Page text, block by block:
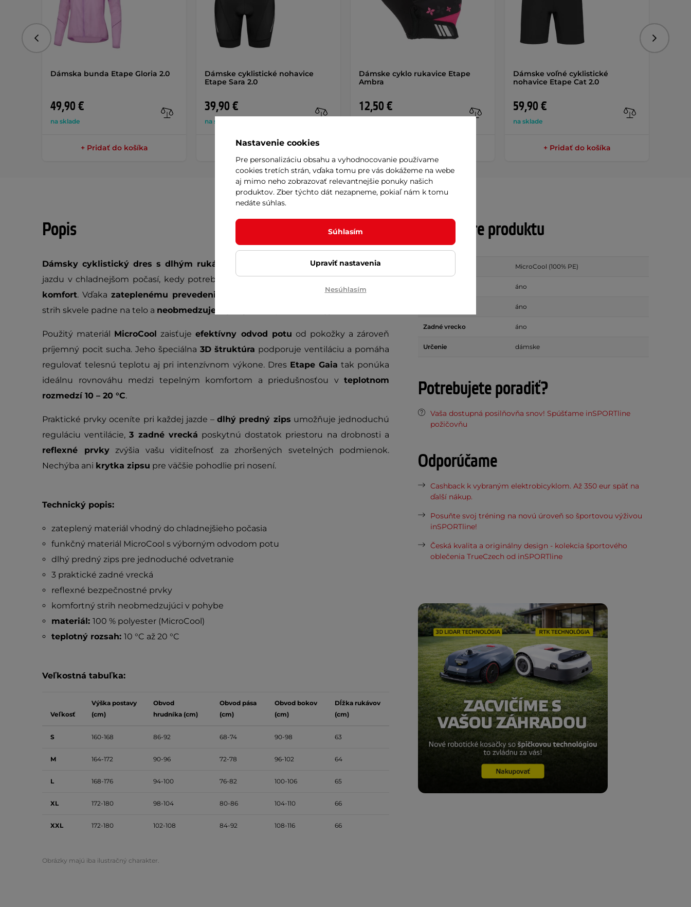
Dámska bunda Etape Gloria 2.0
49,90 €
na sklade
+ Pridať do košíka
Dámske cyklistické nohavice
Etape Sara 2.0
39,90 €
na sklade
+ Pridať do košíka
Dámske cyklo rukavice Etape
Ambra
12,50 €
Dámske voľné cyklistické
nohavice Etape Cat 2.0
59,90 €
na sklade
+ Pridať do košíka
Predchádzajúce
Popis
Dámsky cyklistický dres s dlhým rukávom Etape Gaia
je ideálnou voľbou pre
jazdu v chladnejšom počasí, kedy potrebujetespoľahlivú ochranu aj maximálny
komfort. Vďakazateplenému prevedeniu
vás udrží v teple, zatiaľ čo premyslený
strih skvele padne na telo a neobmedzuje v pohybe
Použitý materiál MicroCool zaisťujeefektívny odvod potu od pokožky a zároveň
príjemný pocit sucha. Jeho špeciálna 3D štruktúra podporuje ventiláciu a pomáha
regulovať telesnú teplotu aj pri intenzívnom výkone. Dres Etape Gaia tak ponúka
ideálnu rovnováhu medzi tepelným komfortom a priedušnosťou v teplotnom
rozmedzí 10 – 20 °C.
Praktické prvky oceníte pri každej jazde –dlhý predný zips umožňuje jednoduchú
reguláciu ventilácie,3 zadné vrecká poskytnú dostatok priestoru na drobnosti a
reflexné prvkyzvýšia vašu viditeľnosť za zhoršených svetelných podmienok.
Nechýba ani krytka zipsu pre väčšie pohodlie pri nosení.
Technický popis:
zateplený materiál vhodný do chladnejšieho počasia
funkčný materiál MicroCool s výborným odvodom potu
dlhý predný zips pre jednoduché odvetranie
3 praktické zadné vrecká
reflexné bezpečnostné prvky
komfortný strih neobmedzujúci v pohybe
materiál: 100 % polyester (MicroCool)
teplotný rozsah: 10 °C až 20 °C
Veľkostná tabuľka:
Veľkosť
Výška postavy
(cm)
Obvod
hrudníka (cm)
Obvod pása
(cm)
Obvod bokov
(cm)
Dĺžka rukávov
(cm)
S 160-168 86-92 68-74 90-98 63
M 164-172 90-96 72-78 96-102 64
L 168-176 94-100 76-82 100-106 65
XL 172-180 98-104 80-86 104-110 66
XXL 172-180 102-108 84-92 108-116 66
Obrázky majú iba ilustračný charakter.
Parametre produktu
MicroCool (100% PE)
áno
áno
Zadné vrecko áno
Určenie dámske
Potrebujete poradiť?
Vaša dostupná posilňovňa snov! Spúšťame inSPORTline
požičovňu
Odporúčame
Cashback k vybraným elektrobicyklom. Až 350 eur späť na
ďalší nákup.
Posuňte svoj tréning na novú úroveň so športovou výživou
inSPORTline!
Česká kvalita a originálny design - kolekcia športového
oblečenia TrueCzech od inSPORTline
Nastavenie cookies
Pre personalizáciu obsahu a vyhodnocovanie používame
cookies tretích strán, vďaka tomu pre vás dokážeme na webe
aj mimo neho zobrazovať relevantnejšie ponuky našich
produktov. Zber týchto dát nezapneme, pokiaľ nám k tomu
nedáte súhlas.
Súhlasím
Upraviť nastavenia
Nesúhlasím